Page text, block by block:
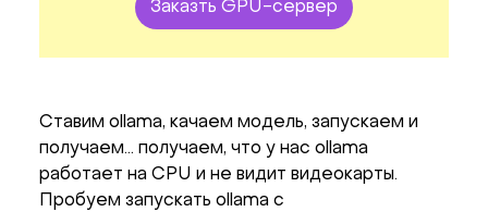
Заказть GPU-сервер
Ставим ollama, качаем модель, запускаем и
получаем... получаем, что у нас ollama
работает на CPU и не видит видеокарты.
Пробуем запускать ollama с